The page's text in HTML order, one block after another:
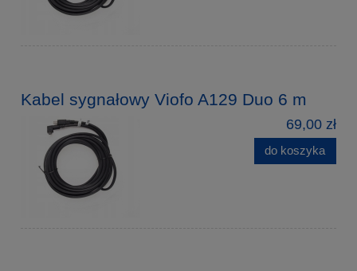
Kabel sygnałowy Viofo A129 Duo 6 m
69,00 zł
do koszyka